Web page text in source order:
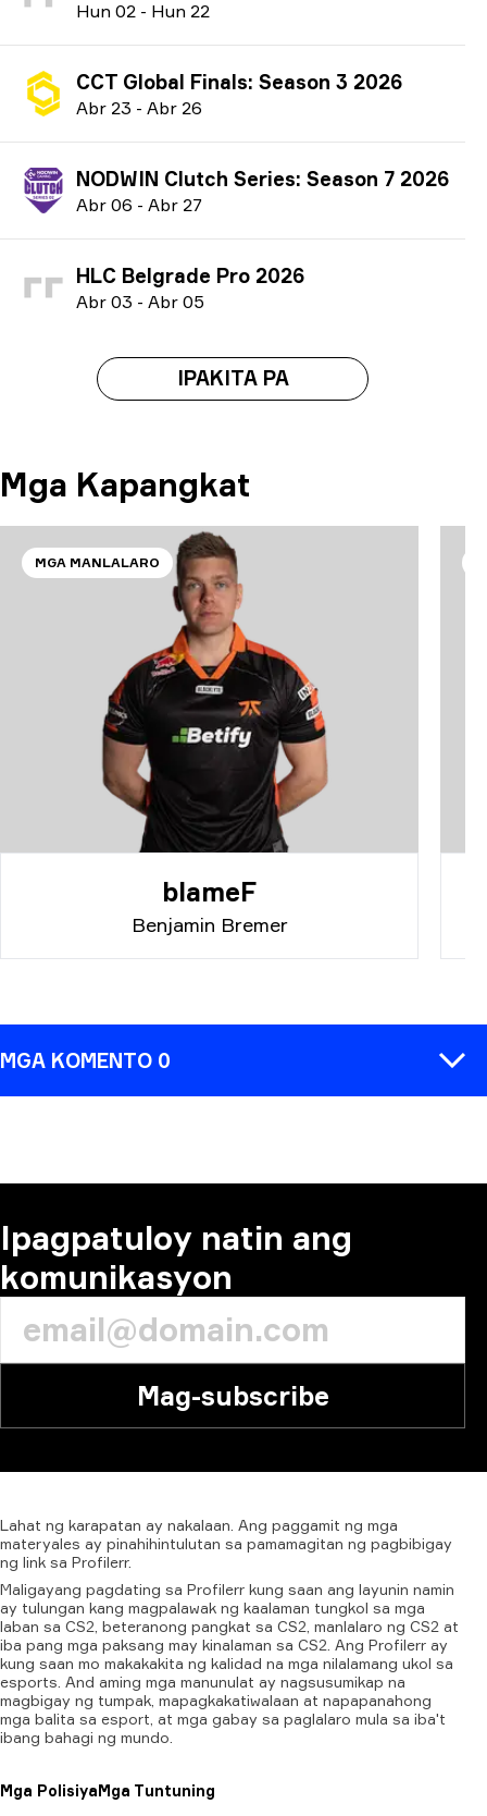
Hun 02 - Hun 22
CCT Global Finals: Season 3 2026
Abr 23 - Abr 26
NODWIN Clutch Series: Season 7 2026
Abr 06 - Abr 27
HLC Belgrade Pro 2026
Abr 03 - Abr 05
IPAKITA PA
Mga Kapangkat
MGA MANLALARO
blameF
Benjamin Bremer
MGA KOMENTO 0
Ipagpatuloy natin ang
komunikasyon
Mag-subscribe
Lahat ng karapatan ay nakalaan. Ang paggamit ng mga
materyales ay pinahihintulutan sa pamamagitan ng pagbibigay
ng link sa Profilerr.
Maligayang pagdating sa Profilerr kung saan ang layunin namin
ay tulungan kang magpalawak ng kaalaman tungkol sa mga
laban sa CS2, beteranong pangkat sa CS2, manlalaro ng CS2 at
iba pang mga paksang may kinalaman sa CS2. Ang Profilerr ay
kung saan mo makakakita ng kalidad na mga nilalamang ukol sa
esports. And aming mga manunulat ay nagsusumikap na
magbigay ng tumpak, mapagkakatiwalaan at napapanahong
mga balita sa esport, at mga gabay sa paglalaro mula sa iba't
ibang bahagi ng mundo.
Mga PolisiyaMga Tuntuning